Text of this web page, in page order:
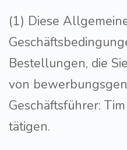
(1) Diese
Bestellungen, die
von
Geschäftsführer:
tätigen.